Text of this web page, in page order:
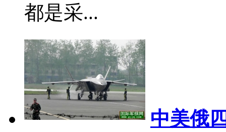
都是采...
中美俄